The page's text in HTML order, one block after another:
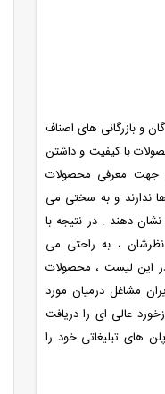
و بازرگانی های اصناف
با کیفیت و داشتن
جهت معرفی محصولات
ندارند و به سختی می
نشان دهند . در نتیجه با
، به راحتی می
این لیست ، محصولات
مشاغل درمیان مورد
عالی ای را دریافت
های تبلیغاتی خود را